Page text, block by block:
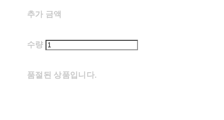
추가 금액
수량
품절된 상품입니다.